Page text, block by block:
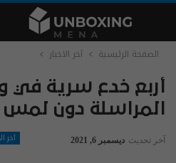
الصفحة الرئيسية آخر الاخبار
أربع خدع سرية في
المراسلة دون لمس
آخر آخر تحديث ديسمبر 6, 2021